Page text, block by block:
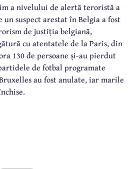
a nivelului de alertă teroristă a
suspect arestat în Belgia a fost
de justiția belgiană,
cu atentatele de la Paris, din
130 de persoane și-au pierdut
de fotbal programate
au fost anulate, iar marile